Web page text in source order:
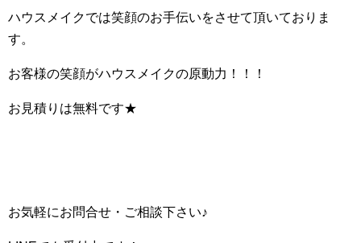
ハウスメイクでは笑顔のお手伝いをさせて頂いておりま
す。
お客様の笑顔がハウスメイクの原動力！！！
お見積りは無料です★
お気軽にお問合せ・ご相談下さい♪